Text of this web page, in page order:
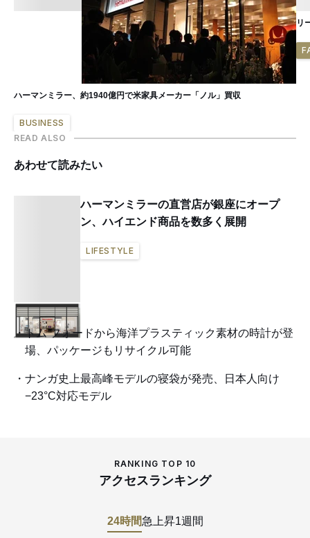
ハーマンミラー、約1940億円で米家具メーカー「ノル」買収
BUSINESS
リ
READ ALSO
あわせて読みたい
ハーマンミラーの直営店が銀座にオープ
ン、ハイエンド商品を数多く展開
LIFESTYLE
トム フォードから海洋プラスティック素材の時計が登
場、パッケージもリサイクル可能
ナンガ史上最高峰モデルの寝袋が発売、日本人向け
−23°C対応モデル
RANKING TOP 10
アクセスランキング
24時間急上昇1週間